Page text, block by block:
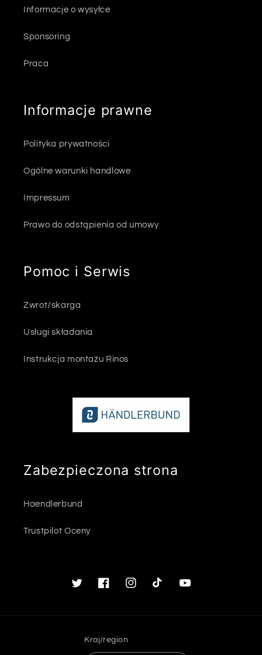
Informacje o wysyłce
Sponsoring
Praca
Informacje prawne
Polityka prywatności
Ogólne warunki handlowe
Impressum
Prawo do odstąpienia od umowy
Pomoc i Serwis
Zwrot/skarga
Usługi składania
Instrukcja montażu Rinos
Zabezpieczona strona
Haendlerbund
Trustpilot Oceny
TwitterFacebookInstagramTikTok Youtube
Kraj/region